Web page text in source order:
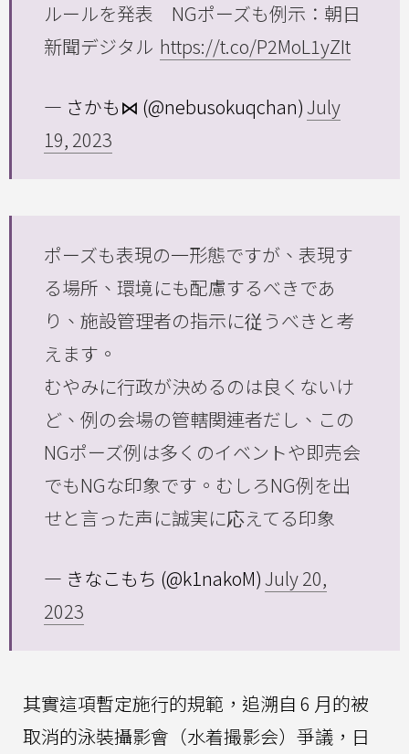
ルールを発表 NGポーズも例示：朝日
新聞デジタル https://t.co/P2MoL1yZIt
— さかも⋈ (@nebusokuqchan) July
19, 2023
ポーズも表現の一形態ですが、表現す
る場所、環境にも配慮するべきであ
り、施設管理者の指示に従うべきと考
えます。
むやみに行政が決めるのは良くないけ
ど、例の会場の管轄関連者だし、この
NGポーズ例は多くのイベントや即売会
でもNGな印象です。むしろNG例を出
せと言った声に誠実に応えてる印象
— きなこもち (@k1nakoM) July 20,
2023
其實這項暫定施行的規範，追溯自 6 月的被
取消的泳裝攝影會（水着撮影会）爭議，日